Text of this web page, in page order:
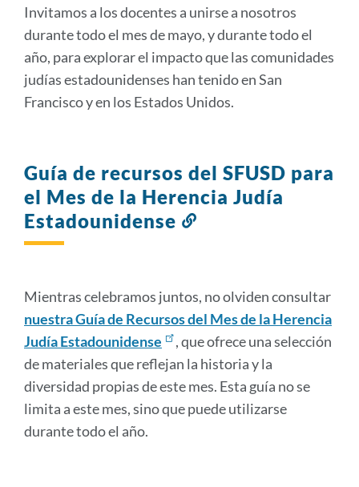
Invitamos a los docentes a unirse a nosotros
durante todo el mes de mayo, y durante todo el
año, para explorar el impacto que las comunidades
judías estadounidenses han tenido en San
Francisco y en los Estados Unidos.
Guía de recursos del SFUSD para
el Mes de la Herencia Judía
Estadounidense
Mientras celebramos juntos, no olviden consultar
nuestra Guía de Recursos del Mes de la Herencia
Judía Estadounidense
, que ofrece una selección
de materiales que reflejan la historia y la
diversidad propias de este mes. Esta guía no se
limita a este mes, sino que puede utilizarse
durante todo el año.